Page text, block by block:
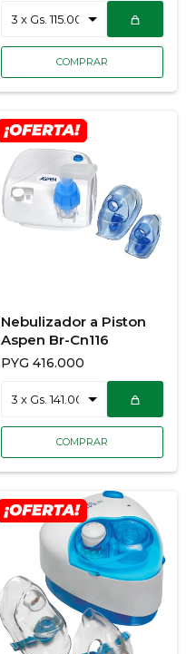
Nebulizador a Piston
Aspen Br-Cn116
PYG 416.000